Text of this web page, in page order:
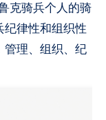
克骑兵个人的骑
纪律性和组织性
管理、组织、纪